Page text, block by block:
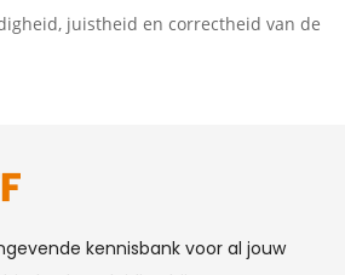
juistheid en correctheid van de